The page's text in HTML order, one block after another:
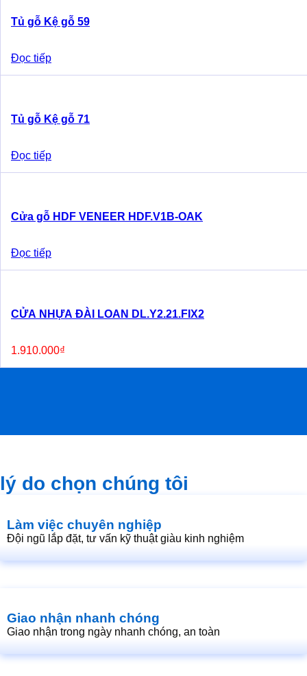
Tủ gỗ Kệ gỗ 59
Đọc tiếp
Tủ gỗ Kệ gỗ 71
Đọc tiếp
Cửa gỗ HDF VENEER HDF.V1B-OAK
Đọc tiếp
CỬA NHỰA ĐÀI LOAN DL.Y2.21.FIX2
1.910.000₫
lý do chọn chúng tôi
Làm việc chuyên nghiệp
Đội ngũ lắp đặt, tư vấn kỹ thuật giàu kinh nghiệm
Giao nhận nhanh chóng
Giao nhận trong ngày nhanh chóng, an toàn